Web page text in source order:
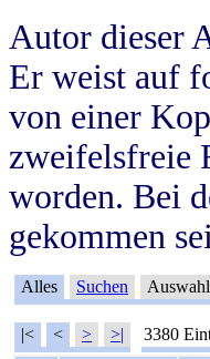
Autor dieser
Er weist auf
von einer
zweifelsfreie
worden. Bei
gekommen
Alles Suchen Auswahl
|< < > >| 3380